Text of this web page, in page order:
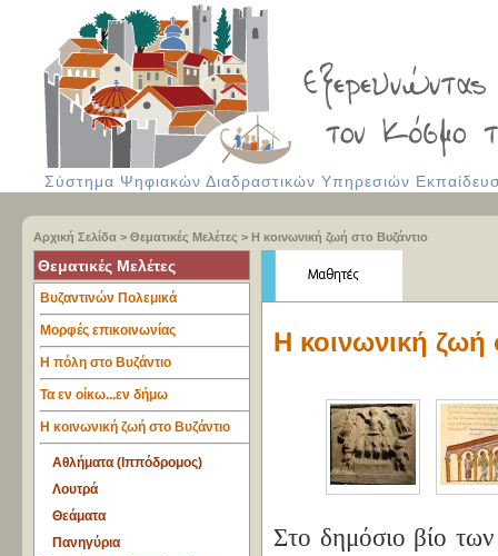
Σύστημα Ψηφιακών Διαδραστικών Υπηρεσιών
Αρχική Σελίδα > Θεματικές Μελέτες > Η κοινωνική ζωή στο Βυζάντιο
Θεματικές Μελέτες
Βυζαντινών Πολεμικά
Μορφές επικοινωνίας
Η πόλη στο Βυζάντιο
Τα εν οίκω...εν δήμω
Η κοινωνική ζωή στο Βυζάντιο
Αθλήματα (Ιππόδρομος)
Λουτρά
Θεάματα
Πανηγύρια
Η κοινωνική ζωή
Στο δημόσιο βίο